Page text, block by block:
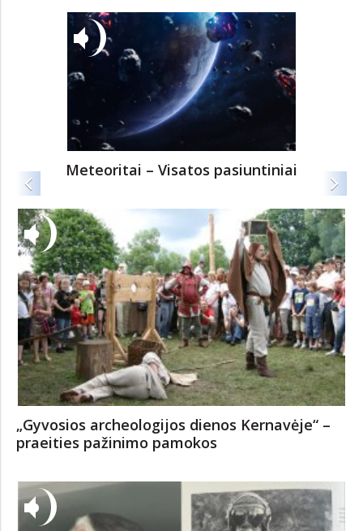
Meteoritai – Visatos pasiuntiniai
„Gyvosios archeologijos dienos Kernavėje“ –
praeities pažinimo pamokos